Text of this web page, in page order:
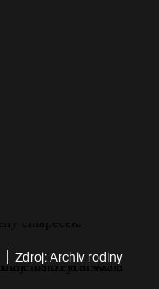
Zdroj: Archiv rodiny